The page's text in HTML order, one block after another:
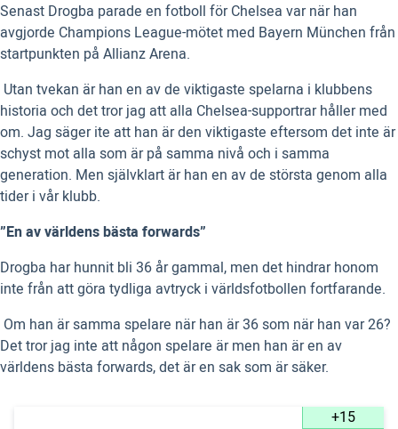
Senast Drogba parade en fotboll för Chelsea var när han
avgjorde Champions League-mötet med Bayern München från
startpunkten på Allianz Arena.
 Utan tvekan är han en av de viktigaste spelarna i klubbens
historia och det tror jag att alla Chelsea-supportrar håller med
om. Jag säger ite att han är den viktigaste eftersom det inte är
schyst mot alla som är på samma nivå och i samma
generation. Men självklart är han en av de största genom alla
tider i vår klubb.
”En av världens bästa forwards”
Drogba har hunnit bli 36 år gammal, men det hindrar honom
inte från att göra tydliga avtryck i världsfotbollen fortfarande.
 Om han är samma spelare när han är 36 som när han var 26?
Det tror jag inte att någon spelare är men han är en av
världens bästa forwards, det är en sak som är säker.
+15